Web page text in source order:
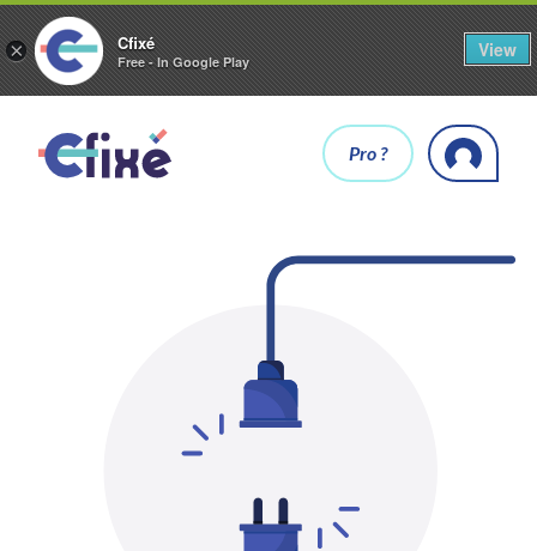
× Cfixé
Free - In Google Play
View
Pro ?